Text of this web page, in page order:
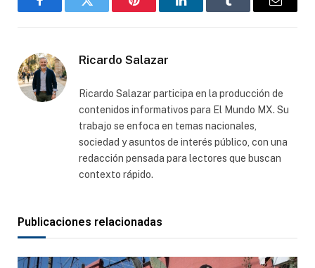
FacebookGorjeo Pinterest LinkedInTumblr
Correo
Ricardo Salazar
Ricardo Salazar participa en la producción de
contenidos informativos para El Mundo MX. Su
trabajo se enfoca en temas nacionales,
sociedad y asuntos de interés público, con una
redacción pensada para lectores que buscan
contexto rápido.
Publicaciones relacionadas